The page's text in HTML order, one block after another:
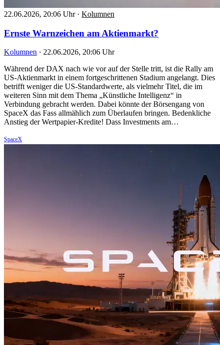
22.06.2026, 20:06 Uhr · Kolumnen
Ernste Warnzeichen am Aktienmarkt?
Kolumnen · 22.06.2026, 20:06 Uhr
Während der DAX nach wie vor auf der Stelle tritt, ist die Rally am
US-Aktienmarkt in einem fortgeschrittenen Stadium angelangt. Dies
betrifft weniger die US-Standardwerte, als vielmehr Titel, die im
weiteren Sinn mit dem Thema „Künstliche Intelligenz“ in
Verbindung gebracht werden. Dabei könnte der Börsengang von
SpaceX das Fass allmählich zum Überlaufen bringen. Bedenkliche
Anstieg der Wertpapier-Kredite! Dass Investments am…
SpaceX